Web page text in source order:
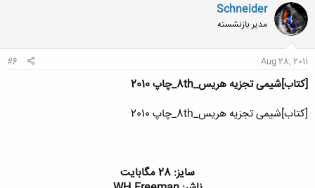
Schneider
مدیر بازنشسته
Aug 28, 2011
#6
[کتاب]شیمی تجزیه هریس_8th_چاپ 2010
[کتاب]شیمی تجزیه هریس_8th_چاپ 2010
سایز: 28 مگابایت